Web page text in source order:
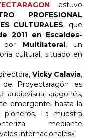
estuvo
PROFESIONAL
CULTURALES, que
2011 en Escaldes-
por Multilateral, un
cultural, situado en
Vicky Calavia,
Proyectaragón es
audiovisual aragonés,
emergente, hasta la
pioneros. La muestra
mediante
internacionales»